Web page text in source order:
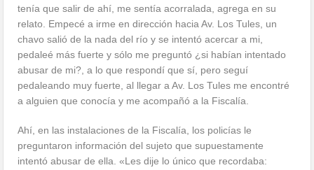
tenía que salir de ahí, me sentía acorralada, agrega en su
relato. Empecé a irme en dirección hacia Av. Los Tules, un
chavo salió de la nada del río y se intentó acercar a mi,
pedaleé más fuerte y sólo me preguntó ¿si habían intentado
abusar de mi?, a lo que respondí que sí, pero seguí
pedaleando muy fuerte, al llegar a Av. Los Tules me encontré
a alguien que conocía y me acompañó a la Fiscalía.
Ahí, en las instalaciones de la Fiscalía, los policías le
preguntaron información del sujeto que supuestamente
intentó abusar de ella. «Les dije lo único que recordaba: